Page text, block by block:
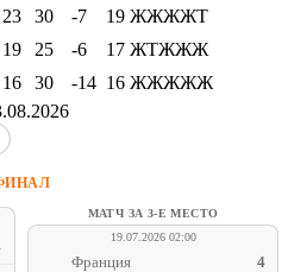
23 30 -7 19 ЖЖЖЖТ
19 25 -6 17 ЖТЖЖЖ
16 30 -14 16 ЖЖЖЖЖ
МАТЧ ЗА 3-Е МЕСТО
19.07.2026 02:00
Франция 4